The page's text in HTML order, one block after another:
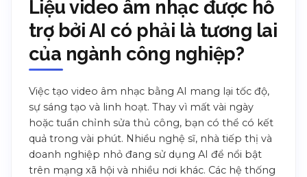
Liệu video âm nhạc được hỗ
trợ bởi AI có phải là tương lai
của ngành công nghiệp?
Việc tạo video âm nhạc bằng AI mang lại tốc độ,
sự sáng tạo và linh hoạt. Thay vì mất vài ngày
hoặc tuần chỉnh sửa thủ công, bạn có thể có kết
quả trong vài phút. Nhiều nghệ sĩ, nhà tiếp thị và
doanh nghiệp nhỏ đang sử dụng AI để nổi bật
trên mạng xã hội và nhiều nơi khác. Các hệ thống